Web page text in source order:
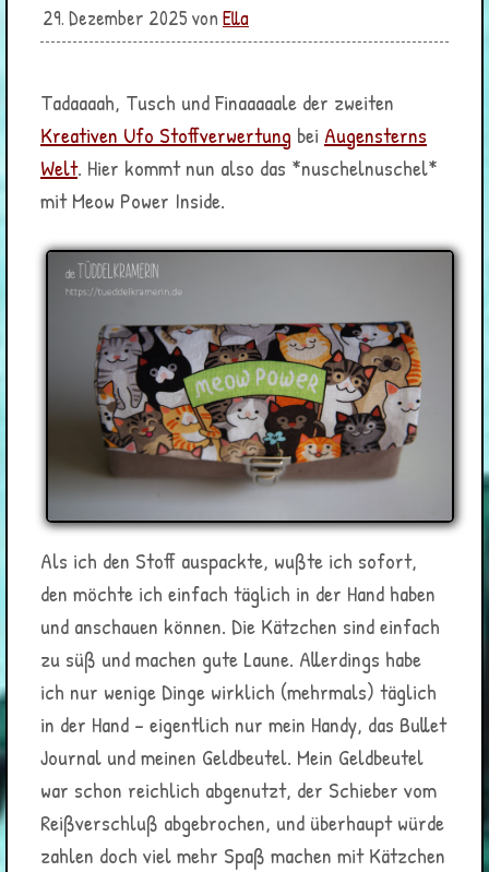
29. Dezember 2025 von Ella
Tadaaaah, Tusch und Finaaaaale der zweiten
Kreativen Ufo Stoffverwertung bei Augensterns
Welt. Hier kommt nun also das *nuschelnuschel*
mit Meow Power Inside.
Als ich den Stoff auspackte, wußte ich sofort,
den möchte ich einfach täglich in der Hand haben
und anschauen können. Die Kätzchen sind einfach
zu süß und machen gute Laune. Allerdings habe
ich nur wenige Dinge wirklich (mehrmals) täglich
in der Hand – eigentlich nur mein Handy, das Bullet
Journal und meinen Geldbeutel. Mein Geldbeutel
war schon reichlich abgenutzt, der Schieber vom
Reißverschluß abgebrochen, und überhaupt würde
zahlen doch viel mehr Spaß machen mit Kätzchen